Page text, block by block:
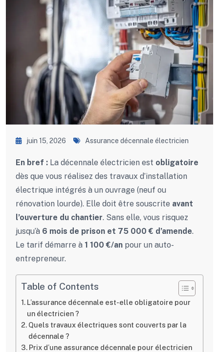
juin 15, 2026 Assurance décennale électricien
En bref : La décennale électricien est obligatoire
dès que vous réalisez des travaux d’installation
électrique intégrés à un ouvrage (neuf ou
rénovation lourde). Elle doit être souscrite avant
l’ouverture du chantier. Sans elle, vous risquez
jusqu’à 6 mois de prison et 75 000 € d’amende.
Le tarif démarre à 1 100 €/an pour un auto-
entrepreneur.
Table of Contents
L’assurance décennale est-elle obligatoire pour
un électricien ?
Quels travaux électriques sont couverts par la
décennale ?
Prix d’une assurance décennale pour électricien